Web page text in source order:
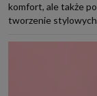
komfort, ale także
tworzenie